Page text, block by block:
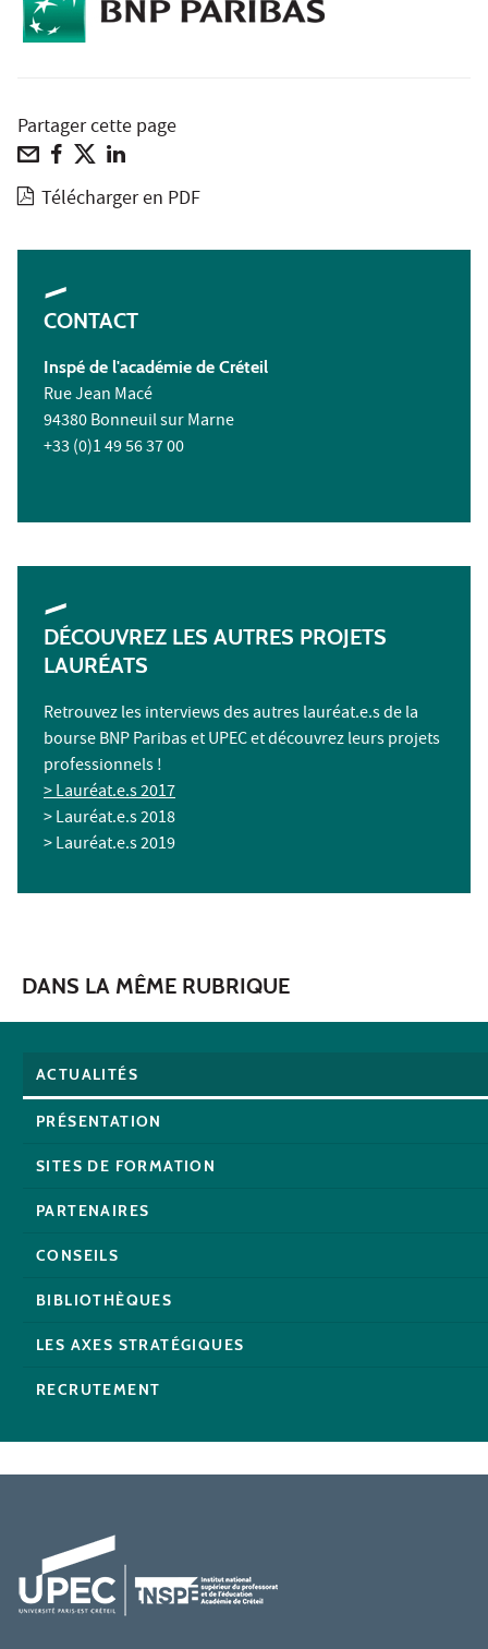
Partager cette page
Télécharger en PDF
CONTACT
Inspé de l'académie de Créteil
Rue Jean Macé
94380 Bonneuil sur Marne
+33 (0)1 49 56 37 00
DÉCOUVREZ LES AUTRES PROJETS
LAURÉATS
Retrouvez les interviews des autres lauréat.e.s de la
bourse BNP Paribas et UPEC et découvrez leurs projets
professionnels !
> Lauréat.e.s 2017
> Lauréat.e.s 2018
> Lauréat.e.s 2019
DANS LA MÊME RUBRIQUE
ACTUALITÉS
PRÉSENTATION
SITES DE FORMATION
PARTENAIRES
CONSEILS
BIBLIOTHÈQUES
LES AXES STRATÉGIQUES
RECRUTEMENT